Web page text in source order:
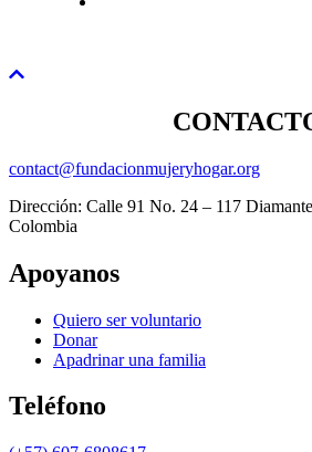
contact@fundacionmujeryhogar.org
Dirección: Calle 91 No. 24 – 117
Colombia
Apoyanos
Quiero ser voluntario
Donar
Apadrinar una familia
Teléfono